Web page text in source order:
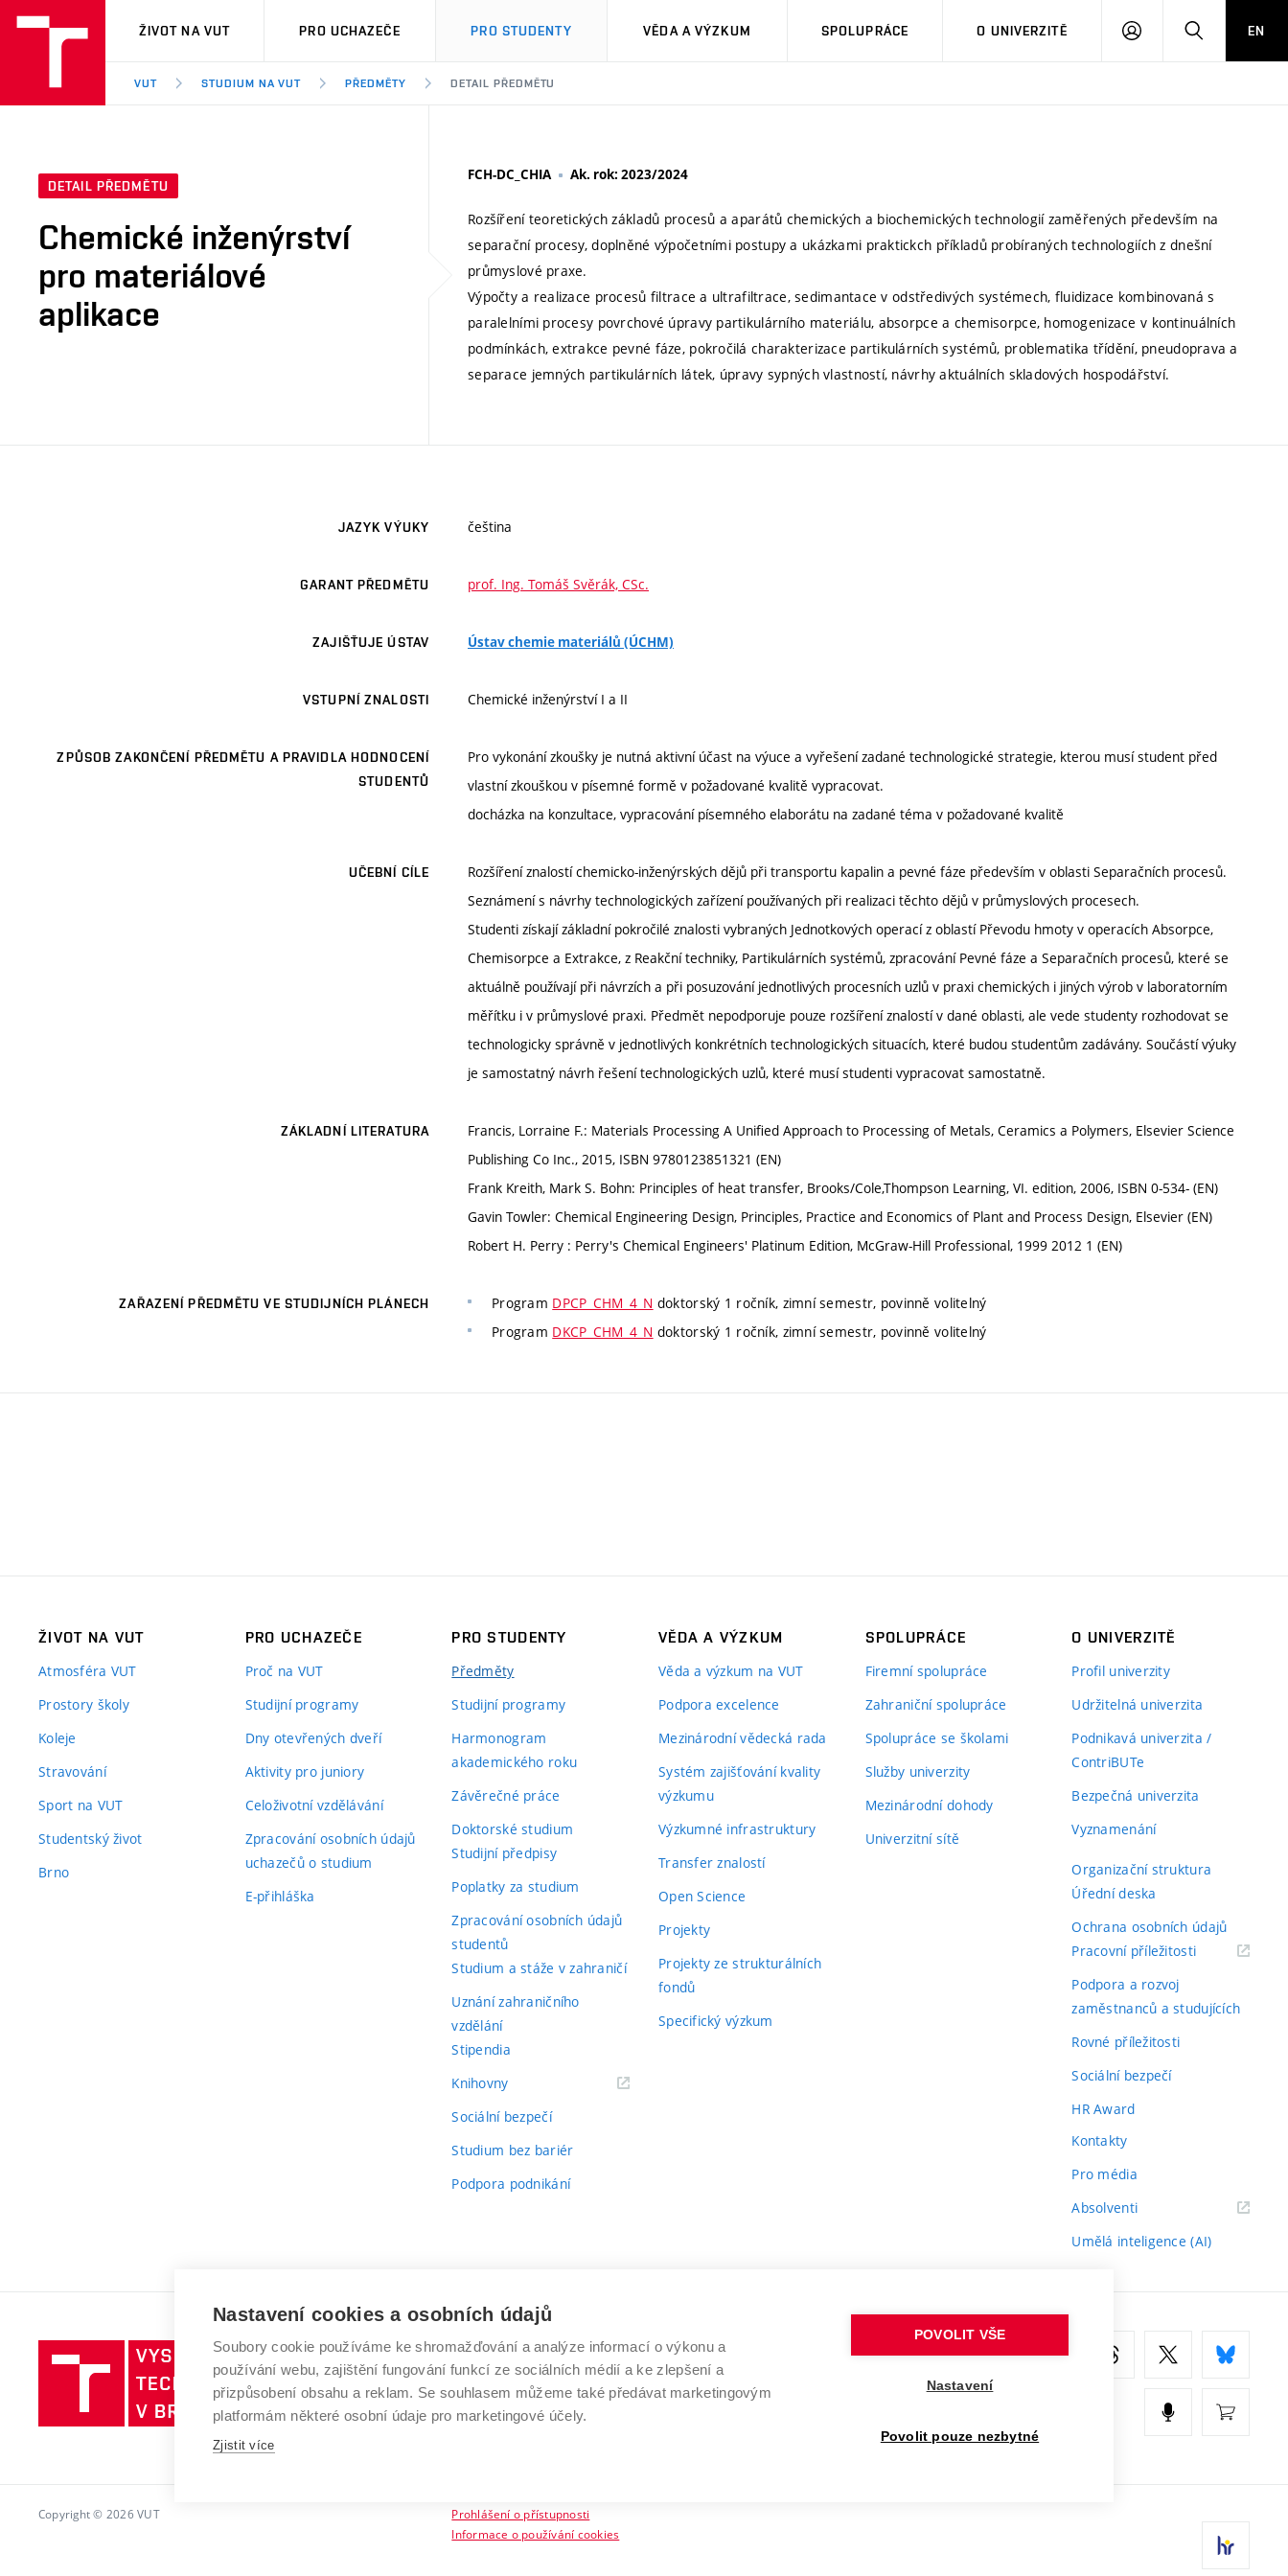
VUT
ŽIVOT NA VUT PRO UCHAZEČE PRO STUDENTY VĚDA A VÝZKUM SPOLUPRÁCE O UNIVERZITĚ
PŘIHLÁSIT HLEDATEN
VUT STUDIUM NA VUT PŘEDMĚTY DETAIL PŘEDMĚTU
DETAIL PŘEDMĚTU
Chemické inženýrství
pro materiálové
aplikace
FCH-DC_CHIA Ak. rok: 2023/2024
Rozšíření teoretických základů procesů a aparátů chemických a biochemických technologií zaměřených především na
separační procesy, doplněné výpočetními postupy a ukázkami praktickch příkladů probíraných technologiích z dnešní
průmyslové praxe.
Výpočty a realizace procesů filtrace a ultrafiltrace, sedimantace v odstředivých systémech, fluidizace kombinovaná s
paralelními procesy povrchové úpravy partikulárního materiálu, absorpce a chemisorpce, homogenizace v kontinuálních
podmínkách, extrakce pevné fáze, pokročilá charakterizace partikulárních systémů, problematika třídění, pneudoprava a
separace jemných partikulárních látek, úpravy sypných vlastností, návrhy aktuálních skladových hospodářství.
JAZYK VÝUKY čeština
GARANT PŘEDMĚTU prof. Ing. Tomáš Svěrák, CSc.
ZAJIŠŤUJE ÚSTAV Ústav chemie materiálů (ÚCHM)
VSTUPNÍ ZNALOSTI Chemické inženýrství I a II
ZPŮSOB ZAKONČENÍ PŘEDMĚTU A PRAVIDLA HODNOCENÍ
STUDENTŮ
Pro vykonání zkoušky je nutná aktivní účast na výuce a vyřešení zadané technologické strategie, kterou musí student před
vlastní zkouškou v písemné formě v požadované kvalitě vypracovat.
docházka na konzultace, vypracování písemného elaborátu na zadané téma v požadované kvalitě
UČEBNÍ CÍLE
Rozšíření znalostí chemicko-inženýrských dějů při transportu kapalin a pevné fáze především v oblasti Separačních procesů.
Seznámení s návrhy technologických zařízení používaných při realizaci těchto dějů v průmyslových procesech.
Studenti získají základní pokročilé znalosti vybraných Jednotkových operací z oblastí Převodu hmoty v operacích Absorpce,
Chemisorpce a Extrakce, z Reakční techniky, Partikulárních systémů, zpracování Pevné fáze a Separačních procesů, které se
aktuálně používají při návrzích a při posuzování jednotlivých procesních uzlů v praxi chemických i jiných výrob v laboratorním
měřítku i v průmyslové praxi. Předmět nepodporuje pouze rozšíření znalostí v dané oblasti, ale vede studenty rozhodovat se
technologicky správně v jednotlivých konkrétních technologických situacích, které budou studentům zadávány. Součástí výuky
je samostatný návrh řešení technologických uzlů, které musí studenti vypracovat samostatně.
ZÁKLADNÍ LITERATURA
Francis, Lorraine F.: Materials Processing A Unified Approach to Processing of Metals, Ceramics a Polymers, Elsevier Science
Publishing Co Inc., 2015, ISBN 9780123851321 (EN)
Frank Kreith, Mark S. Bohn: Principles of heat transfer, Brooks/Cole,Thompson Learning, VI. edition, 2006, ISBN 0-534- (EN)
Gavin Towler: Chemical Engineering Design, Principles, Practice and Economics of Plant and Process Design, Elsevier (EN)
Robert H. Perry : Perry's Chemical Engineers' Platinum Edition, McGraw-Hill Professional, 1999 2012 1 (EN)
ZAŘAZENÍ PŘEDMĚTU VE STUDIJNÍCH PLÁNECH Program DPCP_CHM_4_N doktorský 1 ročník, zimní semestr, povinně volitelný
Program DKCP_CHM_4_N doktorský 1 ročník, zimní semestr, povinně volitelný
ŽIVOT NA VUT
Atmosféra VUT
Prostory školy
Koleje
Stravování
Sport na VUT
Studentský život
Brno
PRO UCHAZEČE
Proč na VUT
Studijní programy
Dny otevřených dveří
Aktivity pro juniory
Celoživotní vzdělávání
Zpracování osobních údajů
uchazečů o studium
E-přihláška
PRO STUDENTY
Předměty
Studijní programy
Harmonogram
akademického roku
Závěrečné práce
Doktorské studium
Studijní předpisy
Poplatky za studium
Zpracování osobních údajů
studentů
Studium a stáže v zahraničí
Uznání zahraničního
vzdělání
Stipendia
Knihovny(externí
Sociální bezpečí
Studium bez bariér
Podpora podnikání
VĚDA A VÝZKUM
Věda a výzkum na VUT
Podpora excelence
Mezinárodní vědecká rada
Systém zajišťování kvality
výzkumu
Výzkumné infrastruktury
Transfer znalostí
Open Science
Projekty
Projekty ze strukturálních
fondů
Specifický výzkum
SPOLUPRÁCE
Firemní spolupráce
Zahraniční spolupráce
Spolupráce se školami
Služby univerzity
Mezinárodní dohody
Univerzitní sítě
O UNIVERZITĚ
Profil univerzity
Udržitelná univerzita
Podnikavá univerzita /
ContriBUTe
Bezpečná univerzita
Vyznamenání
Organizační struktura
Úřední deska
Ochrana osobních údajů
Pracovní příležitosti(externí
Podpora a rozvoj
zaměstnanců a studujících
Rovné příležitosti
Sociální bezpečí
HR Award
Kontakty
Pro média
Absolventi(externí
Umělá inteligence (AI)
Vysoké
učení
technické
v
VYSOKÉ UČENÍ TECHNICKÉ V BRNĚ
Antonínská 548/1
602 00 Brno
www.vut.cz
Copyright © 2026 VUT
Prohlášení o přístupnosti
Informace o používání cookies
Nastavení cookies a osobních údajů
Soubory cookie používáme ke shromažďování a analýze informací o výkonu a
používání webu, zajištění fungování funkcí ze sociálních médií a ke zlepšení a
přizpůsobení obsahu a reklam. Se souhlasem můžeme také předávat marketingovým
platformám některé osobní údaje pro marketingové účely.
Zjistit více
POVOLIT VŠE
Nastavení
Povolit pouze nezbytné